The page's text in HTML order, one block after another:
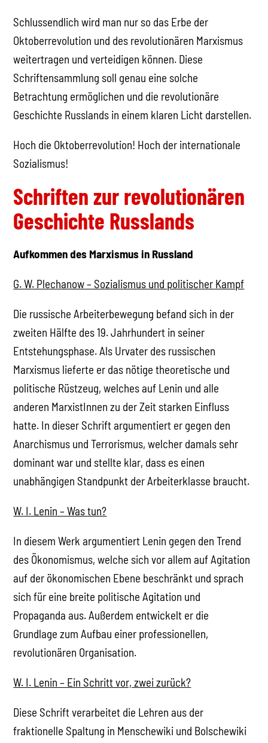
Schlussendlich wird man nur so das Erbe der
Oktoberrevolution und des revolutionären Marxismus
weitertragen und verteidigen können. Diese
Schriftensammlung soll genau eine solche
Betrachtung ermöglichen und die revolutionäre
Geschichte Russlands in einem klaren Licht darstellen.
Hoch die Oktoberrevolution! Hoch der internationale
Sozialismus!
Schriften zur revolutionären
Geschichte Russlands
Aufkommen des Marxismus in Russland
G. W. Plechanow – Sozialismus und politischer Kampf
Die russische Arbeiterbewegung befand sich in der
zweiten Hälfte des 19. Jahrhundert in seiner
Entstehungsphase. Als Urvater des russischen
Marxismus lieferte er das nötige theoretische und
politische Rüstzeug, welches auf Lenin und alle
anderen MarxistInnen zu der Zeit starken Einfluss
hatte. In dieser Schrift argumentiert er gegen den
Anarchismus und Terrorismus, welcher damals sehr
dominant war und stellte klar, dass es einen
unabhängigen Standpunkt der Arbeiterklasse braucht.
W. I. Lenin – Was tun?
In diesem Werk argumentiert Lenin gegen den Trend
des Ökonomismus, welche sich vor allem auf Agitation
auf der ökonomischen Ebene beschränkt und sprach
sich für eine breite politische Agitation und
Propaganda aus. Außerdem entwickelt er die
Grundlage zum Aufbau einer professionellen,
revolutionären Organisation.
W. I. Lenin – Ein Schritt vor, zwei zurück?
Diese Schrift verarbeitet die Lehren aus der
fraktionelle Spaltung in Menschewiki und Bolschewiki